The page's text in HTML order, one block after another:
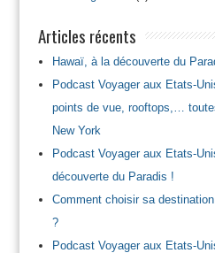
Articles récents
Hawaï, à la découverte du
Podcast Voyager aux Etats-
points de vue, rooftops,…
New York
Podcast Voyager aux Etats-
découverte du Paradis !
Comment choisir sa
?
Podcast Voyager aux Etats-